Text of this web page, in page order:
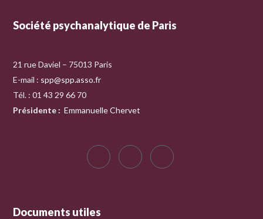
Société psychanalytique de Paris
21 rue Daviel – 75013 Paris
E-mail : spp@spp.asso.fr
Tél. : 01 43 29 66 70
Présidente : Emmanuelle Chervet
Documents utiles